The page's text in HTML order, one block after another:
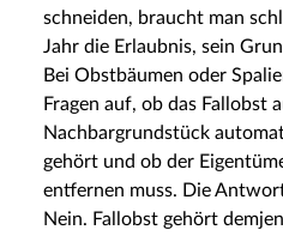
schneiden, braucht man
Jahr die Erlaubnis, sein
Bei Obstbäumen oder
Fragen auf, ob das Fallobst
Nachbargrundstück
gehört und ob der
entfernen muss. Die
Nein. Fallobst gehört